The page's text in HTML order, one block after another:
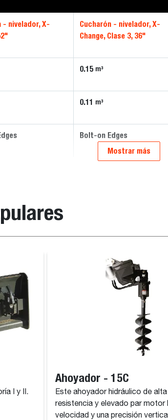
- nivelador, X-
Cucharón - nivelador, X-
Change, Clase 3, 36"
0.15 m³
0.11 m³
Bolt-on Edges
Mostrar más
I y II.
Ahoyador - 15C
Este ahoyador hidráulico de alta
resistencia y elevado par motor
velocidad y una precisión vertical